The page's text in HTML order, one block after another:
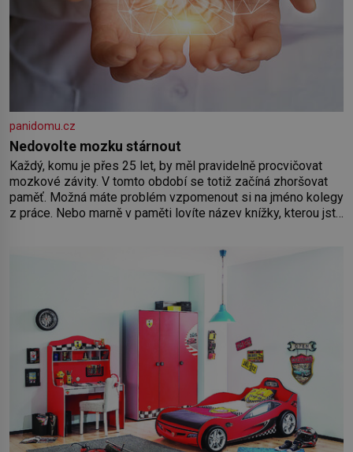
panidomu.cz
Nedovolte mozku stárnout
Každý, komu je přes 25 let, by měl pravidelně procvičovat
mozkové závity. V tomto období se totiž začíná zhoršovat
paměť. Možná máte problém vzpomenout si na jméno kolegy
z práce. Nebo marně v paměti lovíte název knížky, kterou jste